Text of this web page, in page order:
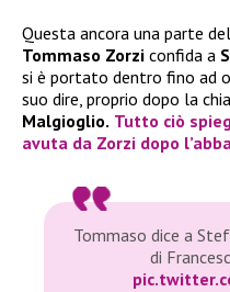
Questa ancora una parte
Tommaso Zorzi confida a
si è portato dentro fino ad
suo dire, proprio dopo la
Malgioglio. Tutto ciò
avuta da Zorzi dopo
Tommaso dice a
di